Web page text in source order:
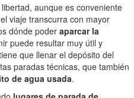
aunque es conveniente
viaje transcurra con mayor
dónde poder aparcar la
puede resultar muy útil y
que llenar el depósito del
paradas técnicas, que también
de agua usada.